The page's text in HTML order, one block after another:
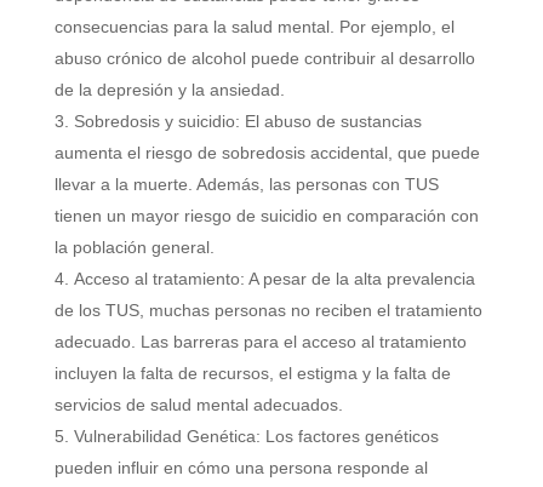
consecuencias para la salud mental. Por ejemplo, el
abuso crónico de alcohol puede contribuir al desarrollo
de la depresión y la ansiedad.
Sobredosis y suicidio: El abuso de sustancias
aumenta el riesgo de sobredosis accidental, que puede
llevar a la muerte. Además, las personas con TUS
tienen un mayor riesgo de suicidio en comparación con
la población general.
Acceso al tratamiento: A pesar de la alta prevalencia
de los TUS, muchas personas no reciben el tratamiento
adecuado. Las barreras para el acceso al tratamiento
incluyen la falta de recursos, el estigma y la falta de
servicios de salud mental adecuados.
Vulnerabilidad Genética: Los factores genéticos
pueden influir en cómo una persona responde al